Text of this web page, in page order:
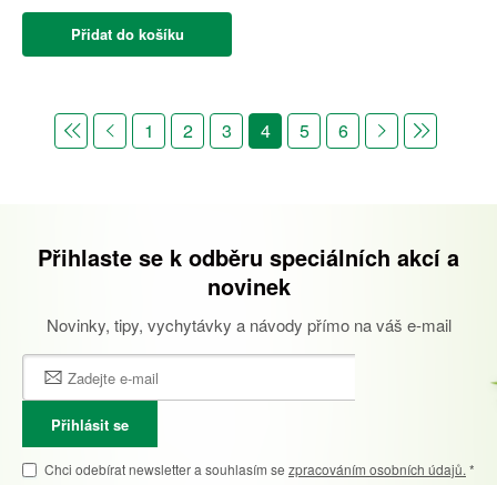
Přidat do košíku
1 2 3 4 5 6
Přihlaste se k odběru speciálních akcí a
novinek
Novinky, tipy, vychytávky a návody přímo na váš e-mail
Přihlásit se
Chci odebírat newsletter a souhlasím se zpracováním osobních údajů. *